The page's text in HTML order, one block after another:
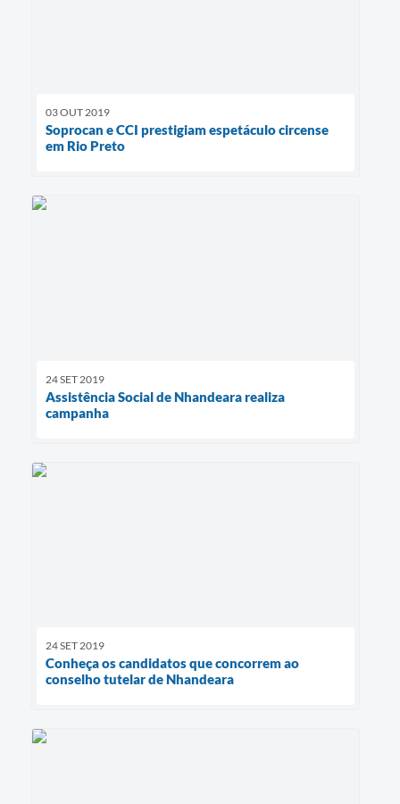
03 OUT 2019
Soprocan e CCI prestigiam espetáculo circense
em Rio Preto
24 SET 2019
Assistência Social de Nhandeara realiza
campanha
24 SET 2019
Conheça os candidatos que concorrem ao
conselho tutelar de Nhandeara